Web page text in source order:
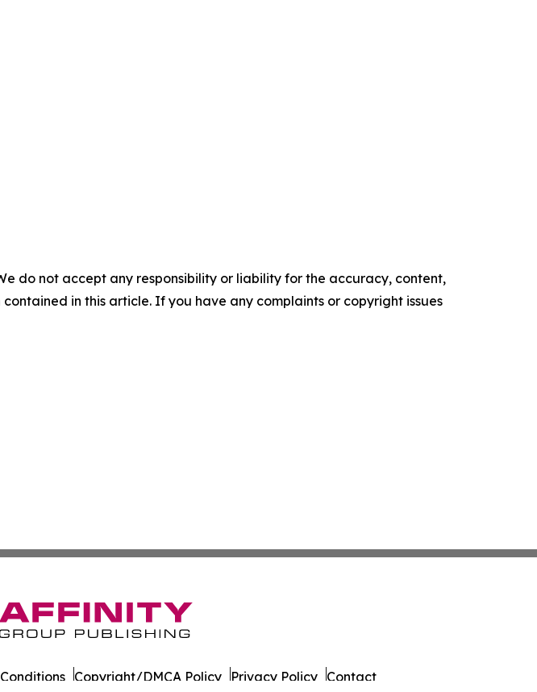
do not accept any responsibility or liability for the accuracy, content,
in this article. If you have any complaints or copyright issues
Copyright/DMCA Policy Privacy Policy Contact